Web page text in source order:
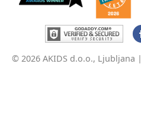
© 2026 AKIDS d.o.o., Ljubljana |